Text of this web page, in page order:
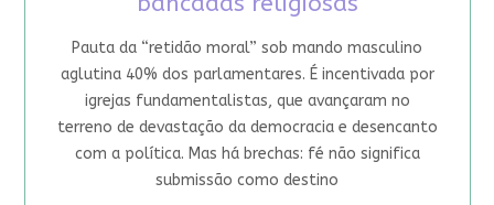
Pauta da “retidão moral” sob mando masculino
aglutina 40% dos parlamentares. É incentivada por
igrejas fundamentalistas, que avançaram no
terreno de devastação da democracia e desencanto
com a política. Mas há brechas: fé não significa
submissão como destino